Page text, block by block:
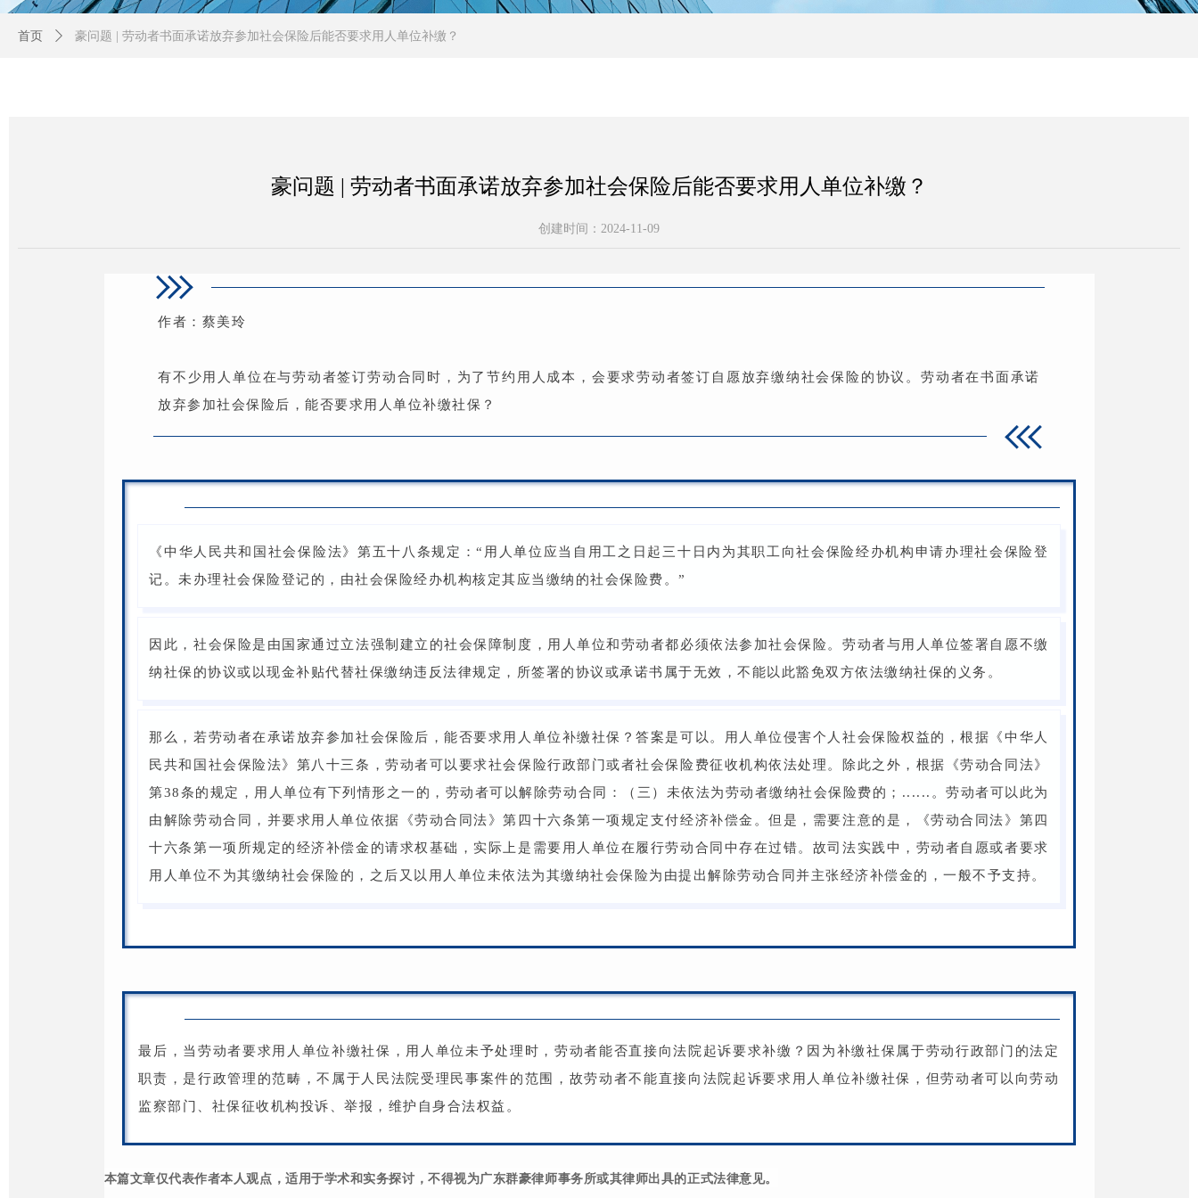
首页 ꄲ 豪问题 | 劳动者书面承诺放弃参加社会保险后能否要求用人单位补缴？
豪问题 | 劳动者书面承诺放弃参加社会保险后能否要求用人单位补缴？
作者：蔡美玲
有不少用人单位在与劳动者签订劳动合同时，为了节约用人成本，会要求劳动者签订自愿放弃缴纳社会保险的协议。劳动者在书面承诺
放弃参加社会保险后，能否要求用人单位补缴社保？
《中华人民共和国社会保险法》第五十八条规定：“用人单位应当自用工之日起三十日内为其职工向社会保险经办机构申请办理社会保险登
记。未办理社会保险登记的，由社会保险经办机构核定其应当缴纳的社会保险费。”
因此，社会保险是由国家通过立法强制建立的社会保障制度，用人单位和劳动者都必须依法参加社会保险。劳动者与用人单位签署自愿不缴
纳社保的协议或以现金补贴代替社保缴纳违反法律规定，所签署的协议或承诺书属于无效，不能以此豁免双方依法缴纳社保的义务。
那么，若劳动者在承诺放弃参加社会保险后，能否要求用人单位补缴社保？答案是可以。用人单位侵害个人社会保险权益的，根据《中华人
民共和国社会保险法》第八十三条，劳动者可以要求社会保险行政部门或者社会保险费征收机构依法处理。除此之外，根据《劳动合同法》
第38条的规定，用人单位有下列情形之一的，劳动者可以解除劳动合同：（三）未依法为劳动者缴纳社会保险费的；......。劳动者可以此为
由解除劳动合同，并要求用人单位依据《劳动合同法》第四十六条第一项规定支付经济补偿金。但是，需要注意的是，《劳动合同法》第四
十六条第一项所规定的经济补偿金的请求权基础，实际上是需要用人单位在履行劳动合同中存在过错。故司法实践中，劳动者自愿或者要求
用人单位不为其缴纳社会保险的，之后又以用人单位未依法为其缴纳社会保险为由提出解除劳动合同并主张经济补偿金的，一般不予支持。
最后，当劳动者要求用人单位补缴社保，用人单位未予处理时，劳动者能否直接向法院起诉要求补缴？因为补缴社保属于劳动行政部门的法定
职责，是行政管理的范畴，不属于人民法院受理民事案件的范围，故劳动者不能直接向法院起诉要求用人单位补缴社保，但劳动者可以向劳动
监察部门、社保征收机构投诉、举报，维护自身合法权益。
本篇文章仅代表作者本人观点，适用于学术和实务探讨，不得视为广东群豪律师事务所或其律师出具的正式法律意见。
创建时间： 2024-11-09